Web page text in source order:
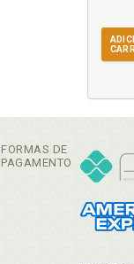
FORMAS DE
PAGAMENTO